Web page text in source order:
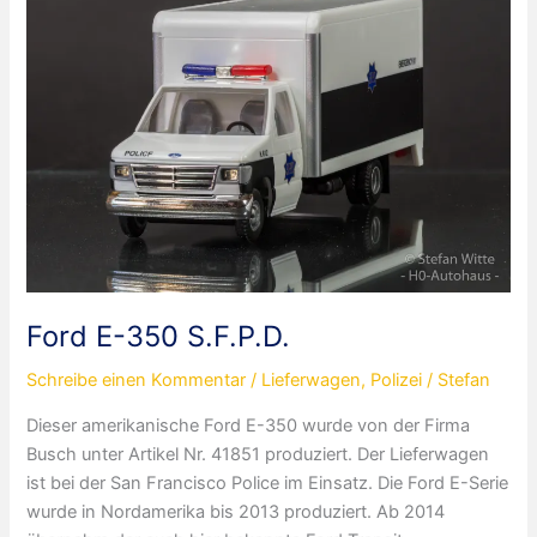
Ford E-350 S.F.P.D.
Schreibe einen Kommentar / Lieferwagen, Polizei / Stefan
Dieser amerikanische Ford E-350 wurde von der Firma
Busch unter Artikel Nr. 41851 produziert. Der Lieferwagen
ist bei der San Francisco Police im Einsatz. Die Ford E-Serie
wurde in Nordamerika bis 2013 produziert. Ab 2014